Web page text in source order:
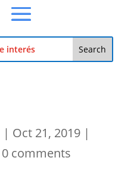
| Oct 21, 2019|
0 comments